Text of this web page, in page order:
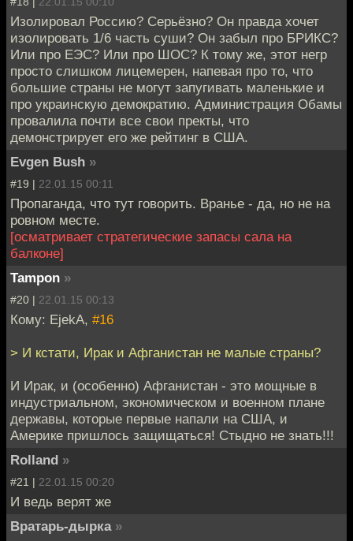
Изолировал Россию? Серьёзно? Он правда хочет
изолировать 1/6 часть суши? Он забыл про БРИКС?
Или про ЕЭС? Или про ШОС? К тому же, этот негр
просто слишком лицемерен, напевая про то, что
большие страны не могут запугивать маленькие и
про украинскую демократию. Администрация Обамы
провалила почти все свои пректы, что
демонстрирует его же рейтинг в США.
Evgen Bush »
#19 | 22.01.15 00:11
Пропаганда, что тут говорить. Вранье - да, но не на
ровном месте.
[осматривает стратегические запасы сала на
балконе]
Tampon »
#20 | 22.01.15 00:13
Кому: EjekA, #16
> И кстати, Ирак и Афганистан не малые страны?
И Ирак, и (особенно) Афганистан - это мощные в
индустриальном, экономическом и военном плане
державы, которые первые напали на США, и
Америке пришлось защищаться! Стыдно не знать!!!
Rolland »
#21 | 22.01.15 00:20
И ведь верят же
Вратарь-дырка »